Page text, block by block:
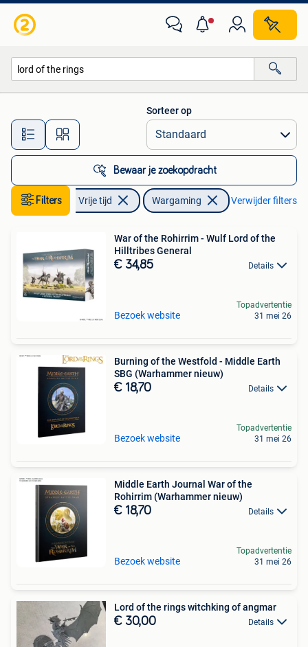
Alle afstanden…
Sorteer op
Bewaar je zoekopdracht
Filters
Hobby en Vrije tijd Wargaming Verwijder filters
War of the Rohirrim - Wulf Lord of the
Hilltribes General
€ 34,85 Details
Bezoek website
Topadvertentie
31 mei 26
Burning of the Westfold - Middle Earth
SBG (Warhammer nieuw)
€ 18,70 Details
Bezoek website
Topadvertentie
31 mei 26
Middle Earth Journal War of the
Rohirrim (Warhammer nieuw)
€ 18,70 Details
Bezoek website
Topadvertentie
31 mei 26
Lord of the rings witchking of angmar
€ 30,00 Details